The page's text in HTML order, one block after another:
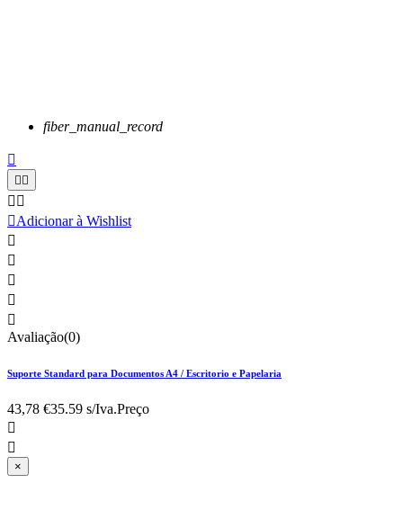
fiber_manual_record


 
Adicionar à Wishlist





Avaliação(0)
Suporte Standard para Documentos A4 / Escritorio e Papelaria
43,78 €35.59 s/Iva.Preço


×